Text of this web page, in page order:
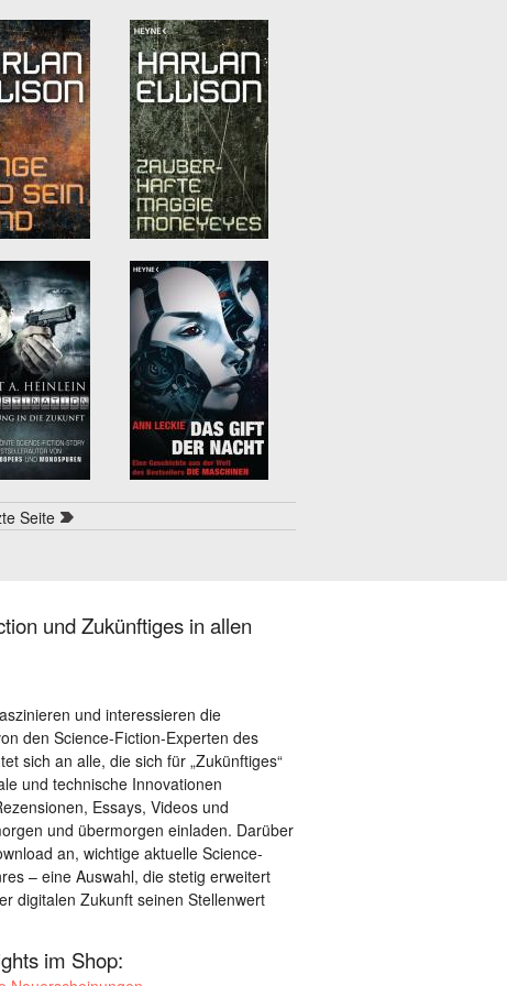
Seite
und Zukünftiges in allen
und interessieren die
den Science-Fiction-Experten des
sich an alle, die sich für „Zukünftiges“
und technische Innovationen
Essays, Videos und
und übermorgen einladen. Darüber
an, wichtige aktuelle Science-
– eine Auswahl, die stetig erweitert
digitalen Zukunft seinen Stellenwert
im Shop: